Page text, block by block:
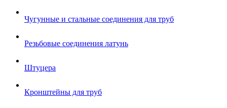
Чугунные и стальные соединения для труб
Резьбовые соединения латунь
Штуцера
Кронштейны для труб